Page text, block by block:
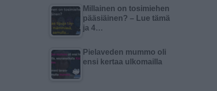
Millainen on tosimiehen
pääsiäinen? – Lue tämä
ja 4…
Pielaveden mummo oli
ensi kertaa ulkomailla